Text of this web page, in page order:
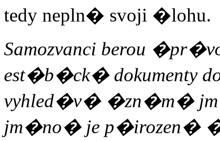
tedy nepln� svoji �lohu.
Samozvanci berou
est�b�ck� dokumenty
vyhled�v� �zn�m�
jm�no� je p�irozen�